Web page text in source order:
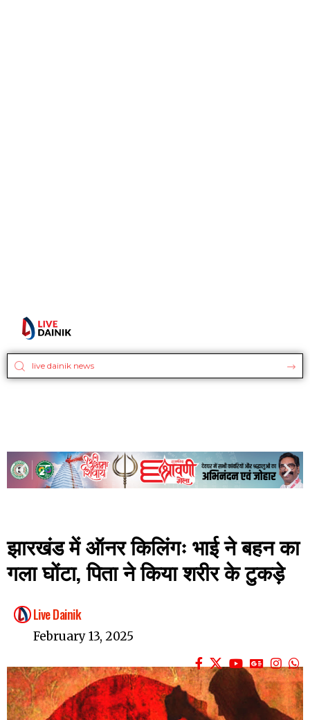
झारखंड में ऑनर किलिंगः भाई ने बहन का
गला घोंटा, पिता ने किया शरीर के टुकड़े
Live Dainik
February 13, 2025